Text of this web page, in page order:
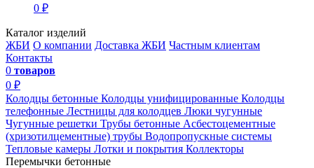
0 ₽
Каталог изделий
ЖБИ О компании Доставка ЖБИ Частным клиентам
Контакты
0 товаров
0 ₽
Колодцы бетонные Колодцы унифицированные Колодцы
телефонные Лестницы для колодцев Люки чугунные
Чугунные решетки Трубы бетонные Асбестоцементные
(хризотилцементные) трубы Водопропускные системы
Тепловые камеры Лотки и покрытия Коллекторы
Перемычки бетонные